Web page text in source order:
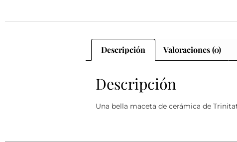
Descripción Valoraciones (0)
Descripción
Una bella maceta de cerámica de